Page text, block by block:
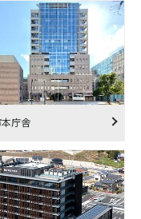
庁舎